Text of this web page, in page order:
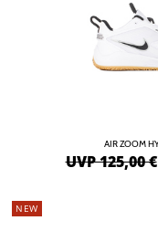
AIR ZOOM
UVP 125,00 €
NEW